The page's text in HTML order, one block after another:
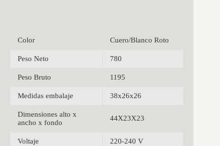
Color Cuero/Blanco Roto
Peso Neto 780
Peso Bruto 1195
Medidas embalaje 38x26x26
Dimensiones alto x
ancho x fondo
44X23X23
Voltaje 220-240 V